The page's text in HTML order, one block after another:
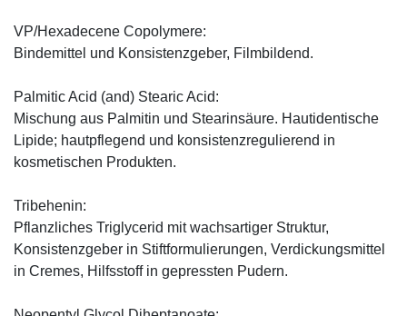
VP/Hexadecene Copolymere:
Bindemittel und Konsistenzgeber, Filmbildend.
Palmitic Acid (and) Stearic Acid:
Mischung aus Palmitin und Stearinsäure. Hautidentische
Lipide; hautpflegend und konsistenzregulierend in
kosmetischen Produkten.
Tribehenin:
Pflanzliches Triglycerid mit wachsartiger Struktur,
Konsistenzgeber in Stiftformulierungen, Verdickungsmittel
in Cremes, Hilfsstoff in gepressten Pudern.